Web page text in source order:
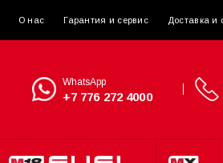
О нас Гарантия и сервис Доставка и
WhatsApp
+7 776 272 4000